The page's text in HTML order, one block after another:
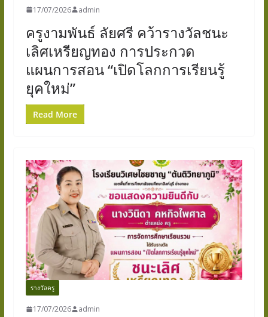
17/07/2026 admin
ครูงามพันธ์ ลัยศรี คว้ารางวัลชนะ
เลิศเหรียญทอง การประกวด
แผนการสอน “เปิดโลกการเรียนรู้
ยุคใหม่”
Read More
รางวัลครู
17/07/2026 admin